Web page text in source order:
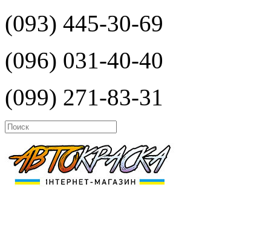
(093) 445-30-69
(096) 031-40-40
(099) 271-83-31